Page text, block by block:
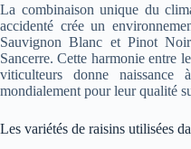
La combinaison unique du
accidenté crée un
Sauvignon Blanc et Pinot
Sancerre. Cette harmonie entre
viticulteurs donne naissance
mondialement pour leur qualité
Les variétés de raisins utilisées